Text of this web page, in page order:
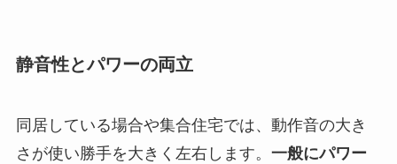
静音性とパワーの両立
同居している場合や集合住宅では、動作音の大き
さが使い勝手を大きく左右します。 一般にパワー